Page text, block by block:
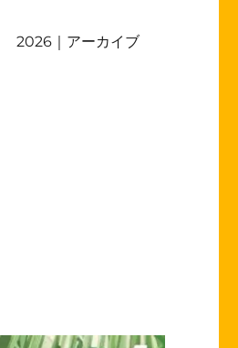
2026｜アーカイブ